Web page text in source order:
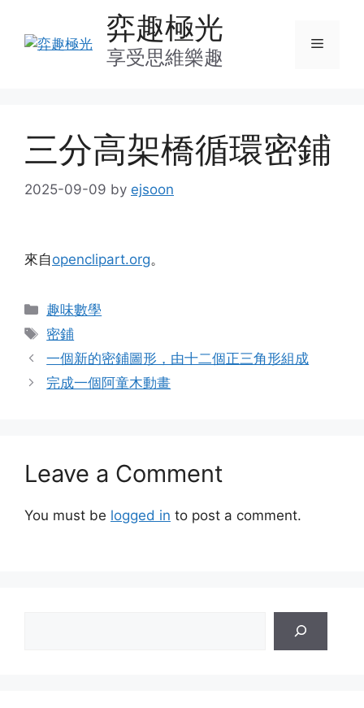
content
弈趣極光
享受思維樂趣
Menu
三分高架橋循環密鋪
2025-09-09 by ejsoon
來自openclipart.org。
Categories
趣味數學
Tags
密鋪
一個新的密鋪圖形，由十二個正三角形組成
完成一個阿童木動畫
Leave a Comment
You must be logged in to post a comment.